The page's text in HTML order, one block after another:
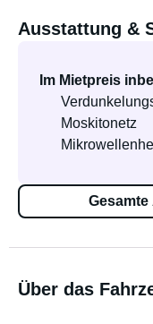
Ausstattung &
Im Mietpreis
Moskitonetz
Über das